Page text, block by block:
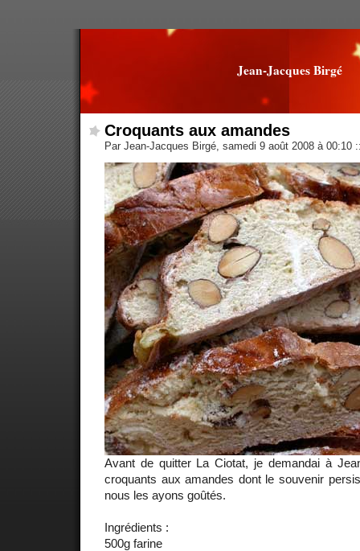
Jean-Jacques Birgé
Croquants aux amandes
Par Jean-Jacques Birgé, samedi 9 août 2008 à 00:10
Avant de quitter La Ciotat, je demandai à
croquants aux amandes dont le souvenir
nous les ayons goûtés.
Ingrédients :
500g farine